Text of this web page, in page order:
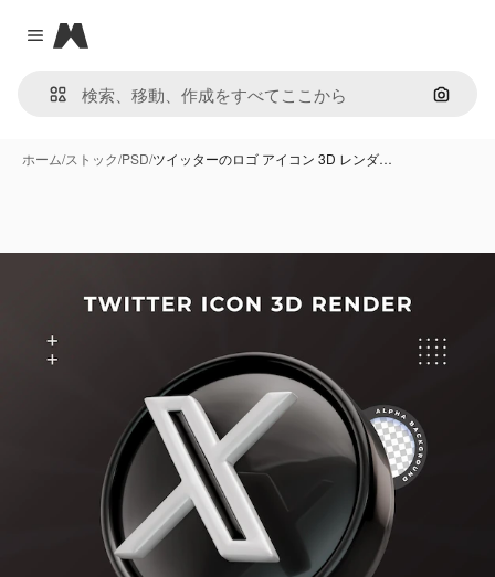
Close menu
Magnific
画像で
ホーム/ストック/PSD/ツイッターのロゴ アイコン 3D レンダ…